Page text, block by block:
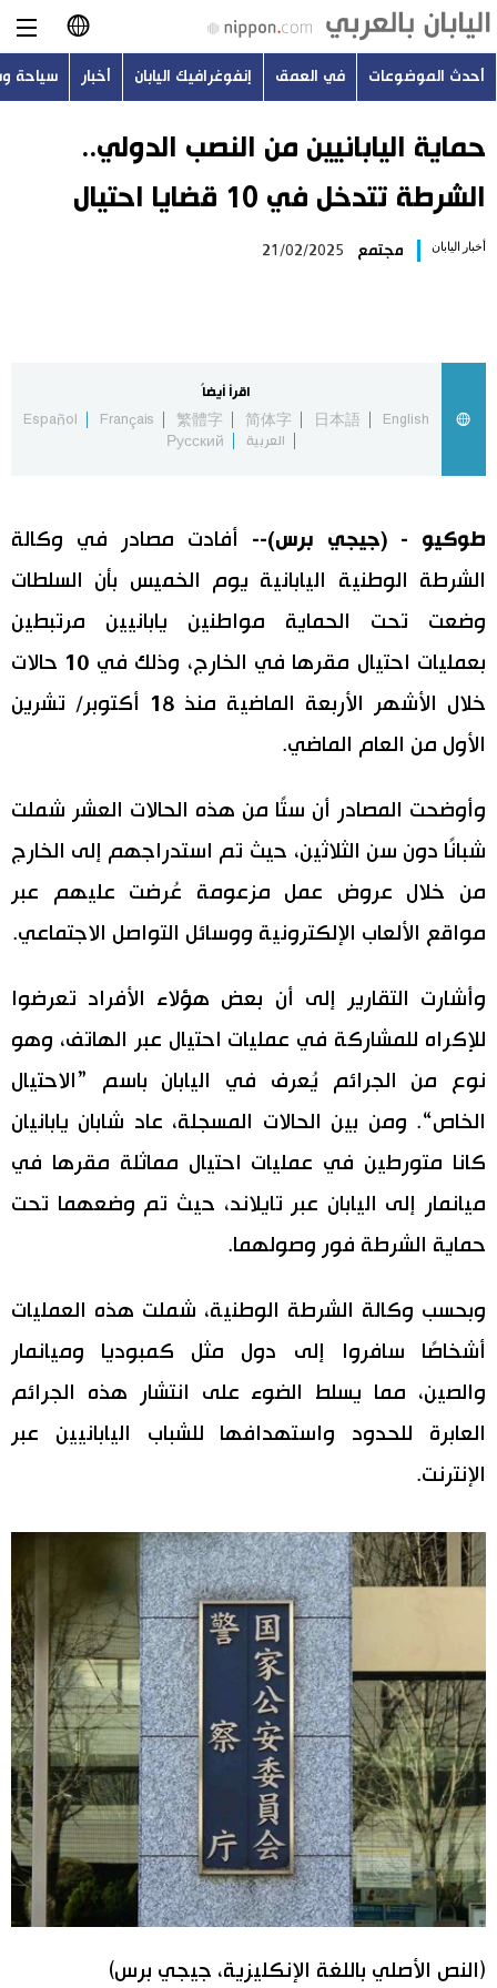
日本語
English
简体字
Русский
أحدث الموضوعات
اليابان في فيديو
مانغا وأنيمي
علوم وتكنولوجيا
أشخاص
اقتصاد
ثقافة
إعلان
اللغة اليابانية
المطبخ الياباني
تواصل معنا
أحدث الموضوعات في العمق إنفوغرافيك اليابان أخبار سياحة
حماية اليابانيين من النصب الدولي..
الشرطة تتدخل في 10 قضايا احتيال
أخبار اليابان مجتمع 21/02/2025
اقرأ أيضاً
English
日本語
简体字
繁體字
Français
Español
العربية
Русский
طوكيو - (جيجي برس)-- أفادت مصادر في وكالة
الشرطة الوطنية اليابانية يوم الخميس بأن السلطات
وضعت تحت الحماية مواطنين يابانيين مرتبطين
بعمليات احتيال مقرها في الخارج، وذلك في 10 حالات
خلال الأشهر الأربعة الماضية منذ 18 أكتوبر/ تشرين
الأول من العام الماضي.
وأوضحت المصادر أن ستًا من هذه الحالات العشر شملت
شبانًا دون سن الثلاثين، حيث تم استدراجهم إلى الخارج
من خلال عروض عمل مزعومة عُرضت عليهم عبر
مواقع الألعاب الإلكترونية ووسائل التواصل الاجتماعي.
وأشارت التقارير إلى أن بعض هؤلاء الأفراد تعرضوا
للإكراه للمشاركة في عمليات احتيال عبر الهاتف، وهو
نوع من الجرائم يُعرف في اليابان باسم ”الاحتيال
الخاص“. ومن بين الحالات المسجلة، عاد شابان يابانيان
كانا متورطين في عمليات احتيال مماثلة مقرها في
ميانمار إلى اليابان عبر تايلاند، حيث تم وضعهما تحت
حماية الشرطة فور وصولهما.
وبحسب وكالة الشرطة الوطنية، شملت هذه العمليات
أشخاصًا سافروا إلى دول مثل كمبوديا وميانمار
والصين، مما يسلط الضوء على انتشار هذه الجرائم
العابرة للحدود واستهدافها للشباب اليابانيين عبر
الإنترنت.
(النص الأصلي باللغة الإنكليزية، جيجي برس)